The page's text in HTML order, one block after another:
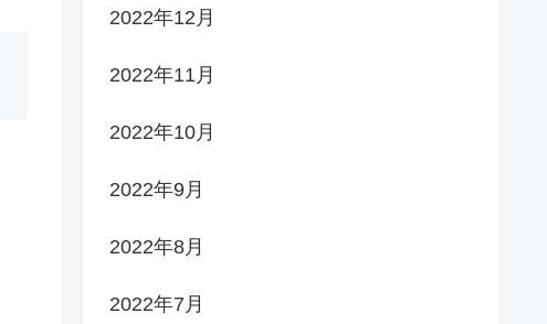
2022年12月
2022年11月
2022年10月
2022年9月
2022年8月
2022年7月